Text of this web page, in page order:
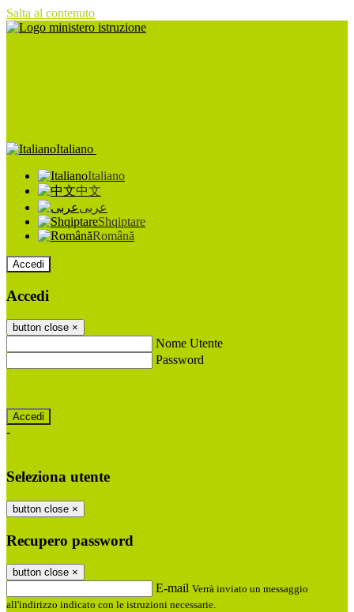
Salta al contenuto
Italiano
Italiano
中文
عربى
Shqiptare
Română
Accedi
Accedi
button close ×
Nome Utente
Password
-
Seleziona utente
button close ×
Recupero password
button close ×
E-mail Verrà inviato un messaggio
all'indirizzo indicato con le istruzioni necessarie.